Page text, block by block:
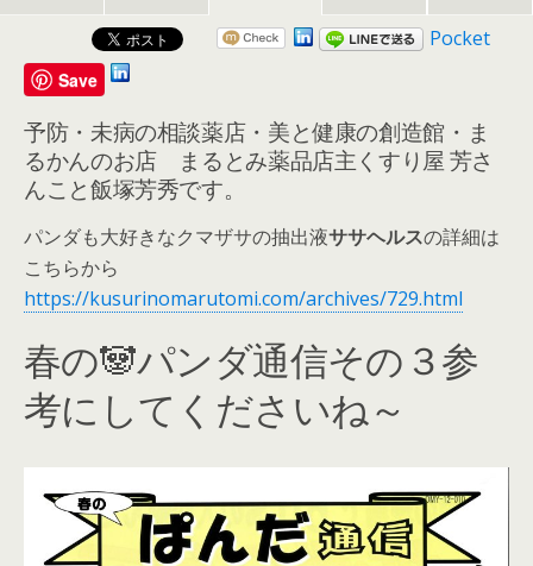
Pocket
Save
予防・未病の相談薬店・美と健康の創造館・ま
るかんのお店 まるとみ薬品店主くすり屋 芳さ
んこと飯塚芳秀です。
パンダも大好きなクマザサの抽出液ササヘルスの詳細は
こちらから
https://kusurinomarutomi.com/archives/729.html
春の🐼パンダ通信その３参
考にしてくださいね～